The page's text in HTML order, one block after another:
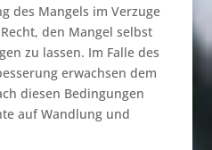
des Mangels im Verzuge
den Mangel selbst
zu lassen. Im Falle des
erwachsen dem
diesen Bedingungen
auf Wandlung und